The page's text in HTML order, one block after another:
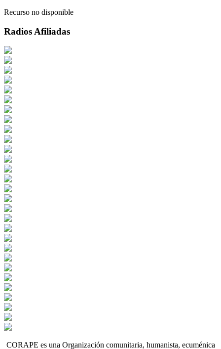
Recurso no disponible
Radios Afiliadas
CORAPE es una Organización comunitaria, humanista, ecuménica